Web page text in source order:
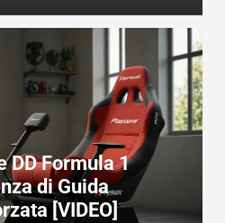
DD Formula 1
di Guida
[VIDEO]